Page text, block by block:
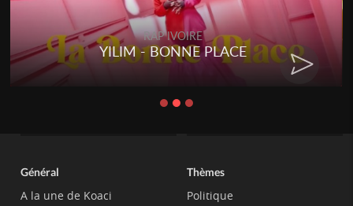
RAP IVOIRE
YILIM - BONNE PLACE
Général
A la une de Koaci
Thèmes
Politique